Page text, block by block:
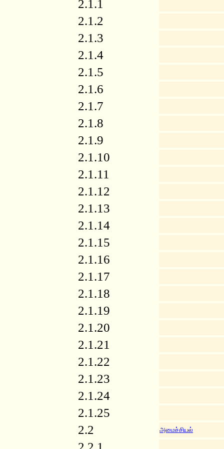
2.1.1
2.1.2
2.1.3
2.1.4
2.1.5
2.1.6
2.1.7
2.1.8
2.1.9
2.1.10
2.1.11
2.1.12
2.1.13
2.1.14
2.1.15
2.1.16
2.1.17
2.1.18
2.1.19
2.1.20
2.1.21
2.1.22
2.1.23
2.1.24
2.1.25
2.2
அமைச்சியல்